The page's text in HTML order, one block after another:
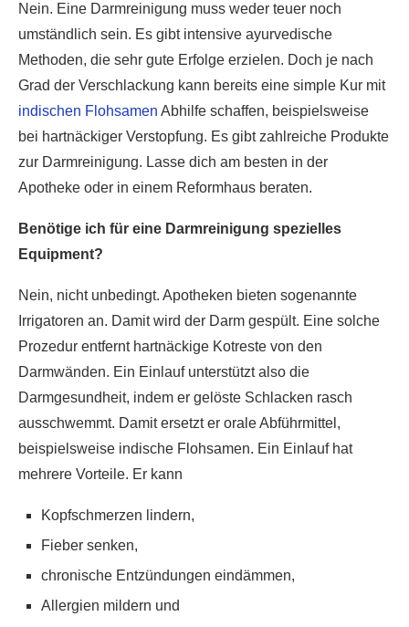
Nein. Eine Darmreinigung muss weder teuer noch
umständlich sein. Es gibt intensive ayurvedische
Methoden, die sehr gute Erfolge erzielen. Doch je nach
Grad der Verschlackung kann bereits eine simple Kur mit
indischen Flohsamen Abhilfe schaffen, beispielsweise
bei hartnäckiger Verstopfung. Es gibt zahlreiche Produkte
zur Darmreinigung. Lasse dich am besten in der
Apotheke oder in einem Reformhaus beraten.
Benötige ich für eine Darmreinigung spezielles
Equipment?
Nein, nicht unbedingt. Apotheken bieten sogenannte
Irrigatoren an. Damit wird der Darm gespült. Eine solche
Prozedur entfernt hartnäckige Kotreste von den
Darmwänden. Ein Einlauf unterstützt also die
Darmgesundheit, indem er gelöste Schlacken rasch
ausschwemmt. Damit ersetzt er orale Abführmittel,
beispielsweise indische Flohsamen. Ein Einlauf hat
mehrere Vorteile. Er kann
Kopfschmerzen lindern,
Fieber senken,
chronische Entzündungen eindämmen,
Allergien mildern und